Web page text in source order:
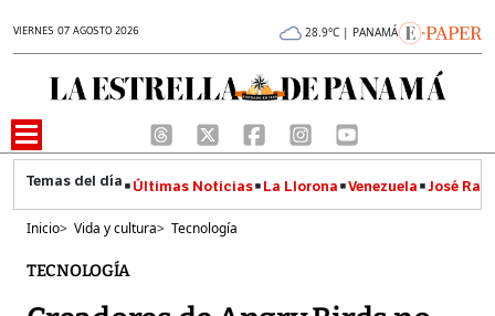
VIERNES 07 AGOSTO 2026 28.9°C | PANAMÁ
Últimas Noticias La Llorona Venezuela José
Inicio> Vida y cultura> Tecnología
TECNOLOGÍA